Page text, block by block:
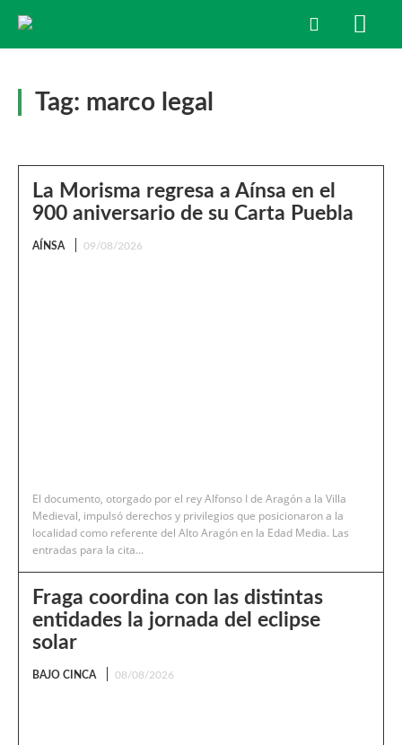
Tag: marco legal
La Morisma regresa a Aínsa en el
900 aniversario de su Carta Puebla
AÍNSA 09/08/2026
El documento, otorgado por el rey Alfonso I de Aragón a la Villa
Medieval, impulsó derechos y privilegios que posicionaron a la
localidad como referente del Alto Aragón en la Edad Media. Las
entradas para la cita...
Fraga coordina con las distintas
entidades la jornada del eclipse
solar
BAJO CINCA 08/08/2026